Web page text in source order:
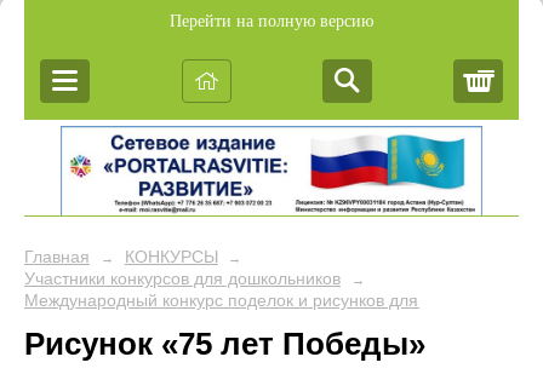
Перейти на полную версию
Главная → КОНКУРСЫ →
Участники конкурсов для дошкольников →
Международный конкурс поделок и рисунков для
Рисунок «75 лет Победы»